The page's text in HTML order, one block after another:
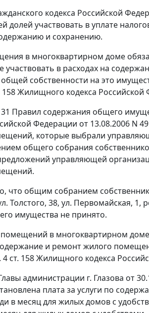
кодекса Российской
долей участвовать в уплате
и сохранению.
в многоквартирном доме
участвовать в расходах на
собственности на это
158Жилищного кодекса Российской
Правил содержания общего
Федерации от 13.08.2006
которые выбрали
общего собрания
управляющей
что общим собранием
Толстого, 38, ул. Первомайская,
имущества не принято.
помещений в многоквартирном
и ремонт жилого
4 ст. 158Жилищного кодекса
администрации г. Глазова от
плата за услуги по
в месяц для жилых домов с